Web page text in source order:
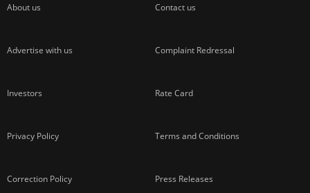
About us Contact us
Advertise with us Complaint Redressal
Investors Rate Card
Privacy Policy Terms and Conditions
Correction Policy Press Releases